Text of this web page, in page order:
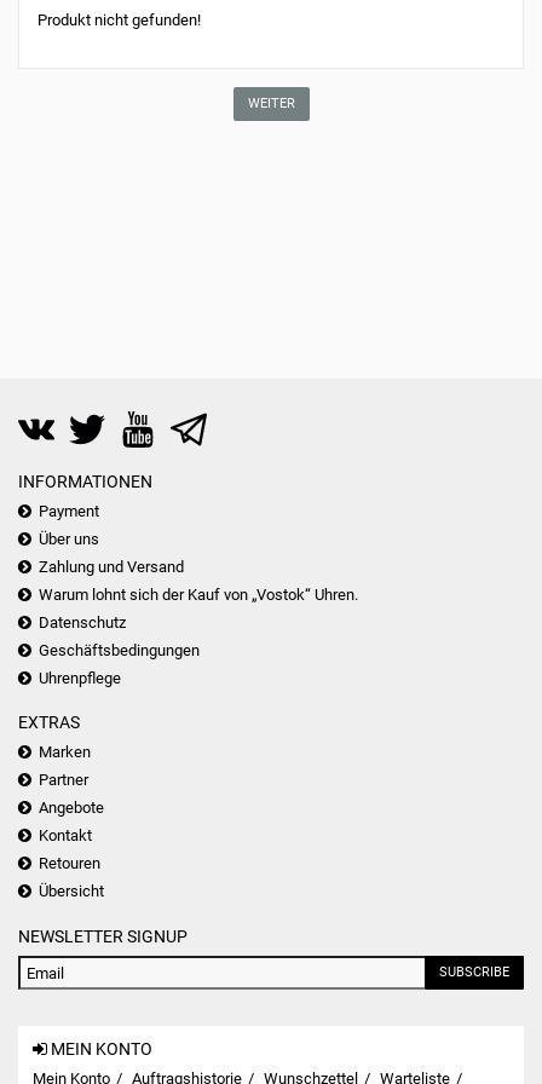
Produkt nicht gefunden!
WEITER
INFORMATIONEN
Payment
Über uns
Zahlung und Versand
Warum lohnt sich der Kauf von „Vostok“ Uhren.
Datenschutz
Geschäftsbedingungen
Uhrenpflege
EXTRAS
Marken
Partner
Angebote
Kontakt
Retouren
Übersicht
NEWSLETTER SIGNUP
SUBSCRIBE
MEIN KONTO
Mein Konto Auftragshistorie Wunschzettel Warteliste